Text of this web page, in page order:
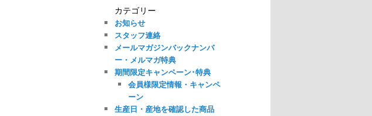
カ
イ
ブ
カテゴリー
お知らせ
スタッフ連絡
メールマガジンバックナンバ
ー・メルマガ特典
期間限定キャンペーン･特典
会員様限定情報・キャンペ
ーン
生産日・産地を確認した商品